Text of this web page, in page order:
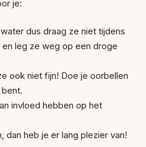
je:
dus draag ze niet tijdens
leg ze weg op een droge
ook niet fijn! Doe je oorbellen
bent.
invloed hebben op het
dan heb je er lang plezier van!